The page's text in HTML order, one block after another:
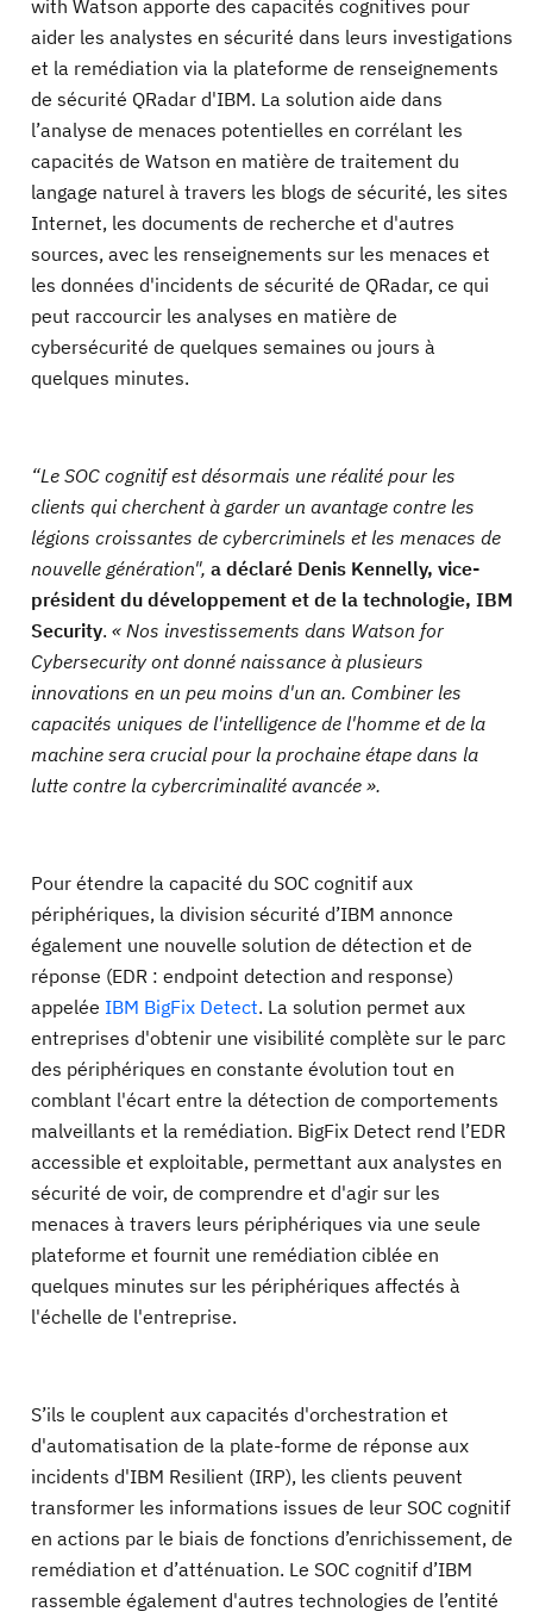
with Watson apporte des capacités cognitives pour
aider les analystes en sécurité dans leurs investigations
et la remédiation via la plateforme de renseignements
de sécurité QRadar d'IBM. La solution aide dans
l’analyse de menaces potentielles en corrélant les
capacités de Watson en matière de traitement du
langage naturel à travers les blogs de sécurité, les sites
Internet, les documents de recherche et d'autres
sources, avec les renseignements sur les menaces et
les données d'incidents de sécurité de QRadar, ce qui
peut raccourcir les analyses en matière de
cybersécurité de quelques semaines ou jours à
quelques minutes.
“Le SOC cognitif est désormais une réalité pour les
clients qui cherchent à garder un avantage contre les
légions croissantes de cybercriminels et les menaces de
nouvelle génération", a déclaré Denis Kennelly, vice-
président du développement et de la technologie, IBM
Security. « Nos investissements dans Watson for
Cybersecurity ont donné naissance à plusieurs
innovations en un peu moins d'un an. Combiner les
capacités uniques de l'intelligence de l'homme et de la
machine sera crucial pour la prochaine étape dans la
lutte contre la cybercriminalité avancée ».
Pour étendre la capacité du SOC cognitif aux
périphériques, la division sécurité d’IBM annonce
également une nouvelle solution de détection et de
réponse (EDR : endpoint detection and response)
appelée IBM BigFix Detect. La solution permet aux
entreprises d'obtenir une visibilité complète sur le parc
des périphériques en constante évolution tout en
comblant l'écart entre la détection de comportements
malveillants et la remédiation. BigFix Detect rend l’EDR
accessible et exploitable, permettant aux analystes en
sécurité de voir, de comprendre et d'agir sur les
menaces à travers leurs périphériques via une seule
plateforme et fournit une remédiation ciblée en
quelques minutes sur les périphériques affectés à
l'échelle de l'entreprise.
S’ils le couplent aux capacités d'orchestration et
d'automatisation de la plate-forme de réponse aux
incidents d'IBM Resilient (IRP), les clients peuvent
transformer les informations issues de leur SOC cognitif
en actions par le biais de fonctions d’enrichissement, de
remédiation et d’atténuation. Le SOC cognitif d’IBM
rassemble également d'autres technologies de l’entité